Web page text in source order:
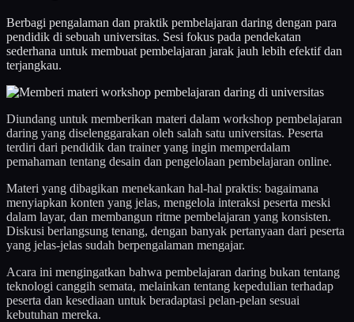
Berbagi pengalaman dan praktik pembelajaran daring dengan para
pendidik di sebuah universitas. Sesi fokus pada pendekatan
sederhana untuk membuat pembelajaran jarak jauh lebih efektif dan
terjangkau.
Diundang untuk memberikan materi dalam workshop pembelajaran
daring yang diselenggarakan oleh salah satu universitas. Peserta
terdiri dari pendidik dan trainer yang ingin memperdalam
pemahaman tentang desain dan pengelolaan pembelajaran online.
Materi yang dibagikan menekankan hal-hal praktis: bagaimana
menyiapkan konten yang jelas, mengelola interaksi peserta meski
dalam layar, dan membangun ritme pembelajaran yang konsisten.
Diskusi berlangsung tenang, dengan banyak pertanyaan dari peserta
yang jelas-jelas sudah berpengalaman mengajar.
Acara ini mengingatkan bahwa pembelajaran daring bukan tentang
teknologi canggih semata, melainkan tentang kepedulian terhadap
peserta dan kesediaan untuk beradaptasi pelan-pelan sesuai
kebutuhan mereka.